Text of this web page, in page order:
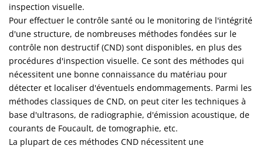
inspection visuelle.
Pour effectuer le contrôle santé ou le monitoring de l'intégrité
d'une structure, de nombreuses méthodes fondées sur le
contrôle non destructif (CND) sont disponibles, en plus des
procédures d'inspection visuelle. Ce sont des méthodes qui
nécessitent une bonne connaissance du matériau pour
détecter et localiser d'éventuels endommagements. Parmi les
méthodes classiques de CND, on peut citer les techniques à
base d'ultrasons, de radiographie, d'émission acoustique, de
courants de Foucault, de tomographie, etc.
La plupart de ces méthodes CND nécessitent une